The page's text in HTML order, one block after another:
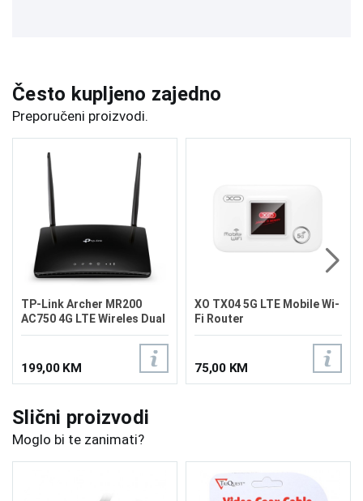
Često kupljeno zajedno
Preporučeni proizvodi.
TP-Link Archer MR200
AC750 4G LTE Wireles Dual
Band Router
199,00 KM
XO TX04 5G LTE Mobile Wi-
Fi Router
75,00 KM
Slični proizvodi
Moglo bi te zanimati?